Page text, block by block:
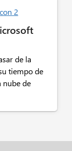
de la
tiempo de
nube de